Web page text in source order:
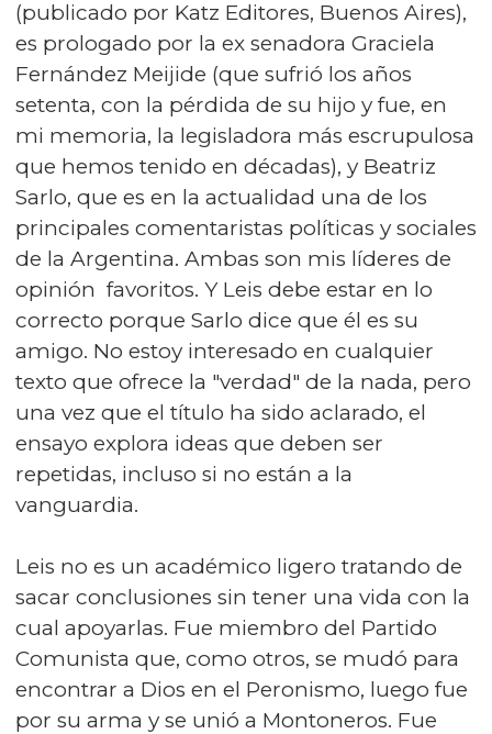
(publicado por Katz Editores, Buenos Aires),
es prologado por la ex senadora Graciela
Fernández Meijide (que sufrió los años
setenta, con la pérdida de su hijo y fue, en
mi memoria, la legisladora más escrupulosa
que hemos tenido en décadas), y Beatriz
Sarlo, que es en la actualidad una de los
principales comentaristas políticas y sociales
de la Argentina. Ambas son mis líderes de
opinión favoritos. Y Leis debe estar en lo
correcto porque Sarlo dice que él es su
amigo. No estoy interesado en cualquier
texto que ofrece la "verdad" de la nada, pero
una vez que el título ha sido aclarado, el
ensayo explora ideas que deben ser
repetidas, incluso si no están a la
vanguardia.
Leis no es un académico ligero tratando de
sacar conclusiones sin tener una vida con la
cual apoyarlas. Fue miembro del Partido
Comunista que, como otros, se mudó para
encontrar a Dios en el Peronismo, luego fue
por su arma y se unió a Montoneros. Fue